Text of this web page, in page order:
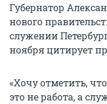
Губернатор
нового
служении
ноября цитирует
«Хочу отметить,
это не работа, а